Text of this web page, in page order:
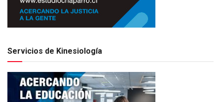
Servicios de Kinesiología